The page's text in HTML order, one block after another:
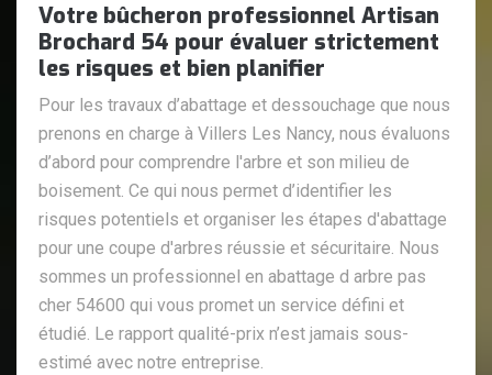
Votre bûcheron professionnel Artisan
Brochard 54 pour évaluer strictement
les risques et bien planifier
Pour les travaux d’abattage et dessouchage que nous
prenons en charge à Villers Les Nancy, nous évaluons
d’abord pour comprendre l'arbre et son milieu de
boisement. Ce qui nous permet d’identifier les
risques potentiels et organiser les étapes d'abattage
pour une coupe d'arbres réussie et sécuritaire. Nous
sommes un professionnel en abattage d arbre pas
cher 54600 qui vous promet un service défini et
étudié. Le rapport qualité-prix n’est jamais sous-
estimé avec notre entreprise.